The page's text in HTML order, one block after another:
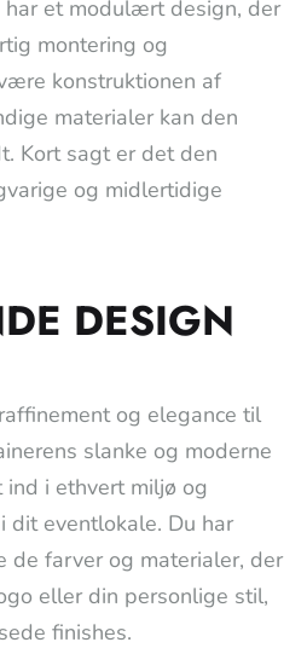
et modulært design, der
montering og
konstruktionen af
materialer kan den
Kort sagt er det den
og midlertidige
DESIGN
og elegance til
slanke og moderne
i ethvert miljø og
eventlokale. Du har
farver og materialer, der
eller din personlige stil,
finishes.